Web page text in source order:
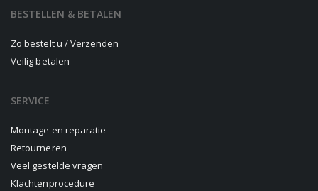
BESTELLEN & BETALEN
Zo bestelt u / Verzenden
Veilig betalen
SERVICE
Montage en reparatie
Retourneren
Veel gestelde vragen
Klachtenprocedure